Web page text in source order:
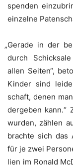
spen­den
ein­zel­ne
„Gera­de in der
durch
allen Sei­ten“,
Kin­der sind
schaft, denen
der­ge­ben kann.“
wur­den, zäh­len
brach­te sich das
für je zwei
li­en im Ronald